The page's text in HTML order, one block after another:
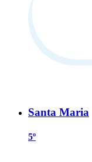
Santa Maria
5º